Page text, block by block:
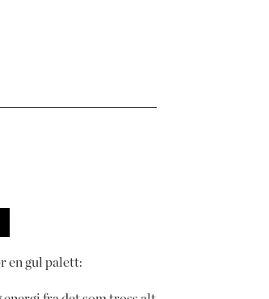
en gul palett: